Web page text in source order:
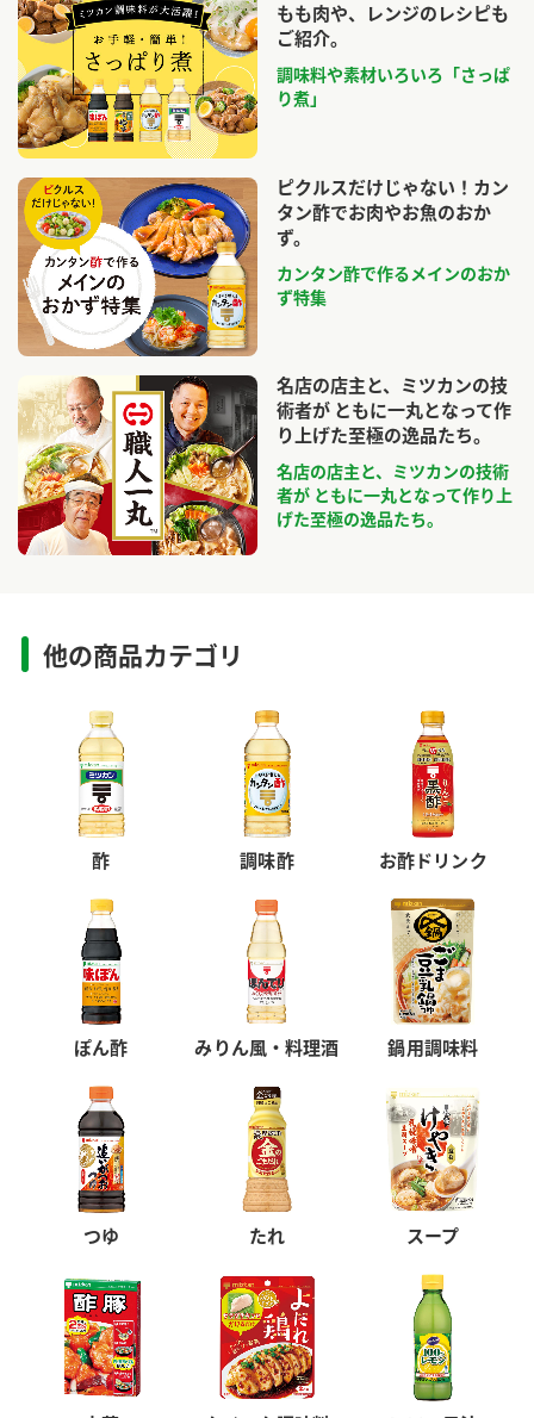
もも肉や、レンジのレシピも
ご紹介。
調味料や素材いろいろ「さっぱ
り煮」
ピクルスだけじゃない！カン
タン酢でお肉やお魚のおか
ず。
カンタン酢で作るメインのおか
ず特集
名店の店主と、ミツカンの技
術者が ともに一丸となって作
り上げた至極の逸品たち。
名店の店主と、ミツカンの技術
者が ともに一丸となって作り上
げた至極の逸品たち。
他の商品カテゴリ
酢 調味酢 お酢ドリンク
ぽん酢 みりん風・料理酒 鍋用調味料
つゆ たれ スープ